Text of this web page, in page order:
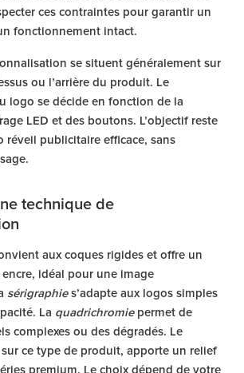
ces contraintes pour garantir un
fonctionnement intact.
se situent généralement sur
ou l’arrière du produit. Le
logo se décide en fonction de la
LED et des boutons. L’objectif reste
réveil publicitaire efficace, sans
technique de
aux coques rigides et offre un
idéal pour une image
sérigraphies’adapte aux logos simples
La quadrichromiepermet de
complexes ou des dégradés. Le
ce type de produit, apporte un relief
premium. Le choix dépend de votre